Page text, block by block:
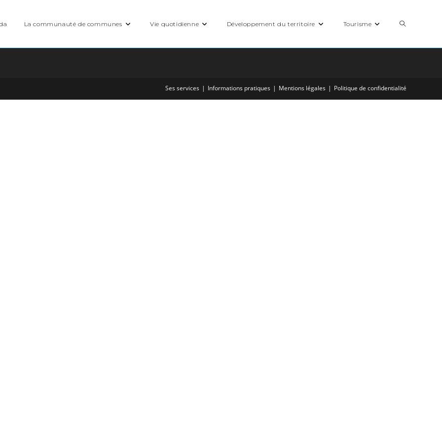
La communauté de communes Vie quotidienne Développement du territoire Tourisme Toggle
Ses services Informations pratiques Mentions légales Politique de confidentialité